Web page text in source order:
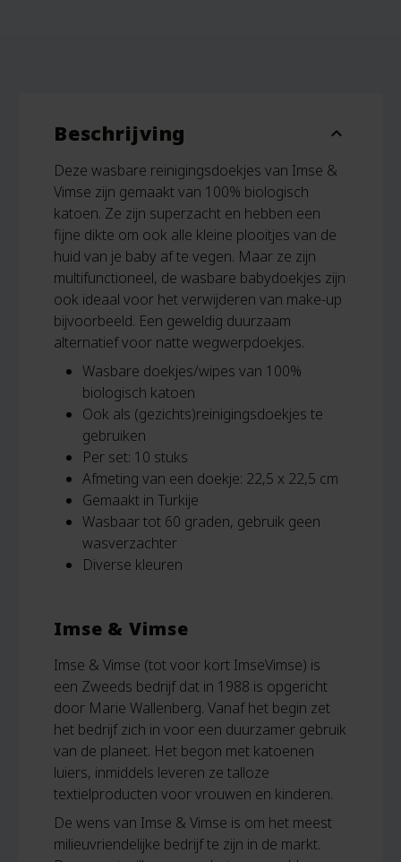
Beschrijving expand_more
Deze wasbare reinigingsdoekjes van Imse &
Vimse zijn gemaakt van 100% biologisch
katoen. Ze zijn superzacht en hebben een
fijne dikte om ook alle kleine plooitjes van de
huid van je baby af te vegen. Maar ze zijn
multifunctioneel, de wasbare babydoekjes zijn
ook ideaal voor het verwijderen van make-up
bijvoorbeeld. Een geweldig duurzaam
alternatief voor natte wegwerpdoekjes.
Wasbare doekjes/wipes van 100%
biologisch katoen
Ook als (gezichts)reinigingsdoekjes te
gebruiken
Per set: 10 stuks
Afmeting van een doekje: 22,5 x 22,5 cm
Gemaakt in Turkije
Wasbaar tot 60 graden, gebruik geen
wasverzachter
Diverse kleuren
Imse & Vimse
Imse & Vimse (tot voor kort ImseVimse) is
een Zweeds bedrijf dat in 1988 is opgericht
door Marie Wallenberg. Vanaf het begin zet
het bedrijf zich in voor een duurzamer gebruik
van de planeet. Het begon met katoenen
luiers, inmiddels leveren ze talloze
textielproducten voor vrouwen en kinderen.
De wens van Imse & Vimse is om het meest
milieuvriendelijke bedrijf te zijn in de markt.